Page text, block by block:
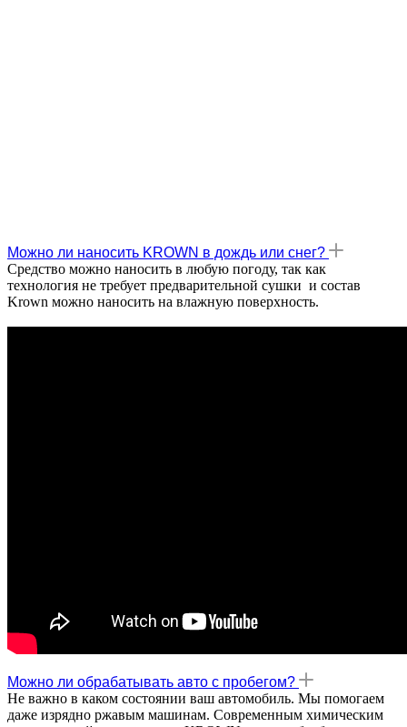
Можно ли наносить KROWN в дождь или снег?
Средство можно наносить в любую погоду, так как
технология не требует предварительной сушки и состав
Krown можно наносить на влажную поверхность.
Можно ли обрабатывать авто с пробегом?
Не важно в каком состоянии ваш автомобиль. Мы помогаем
даже изрядно ржавым машинам. Современным химическим